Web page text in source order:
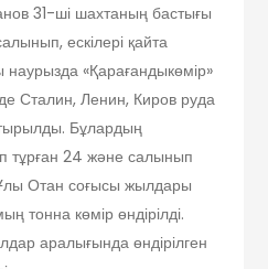
31-ші шахтаның бастығы
ескілері қайта
«Қарағандыкөмір»
Сталин, Ленин, Киров руда
Бұлардың
тұрған 24 және салынып
Отан соғысы жылдары
тонна көмір өндірілді.
аралығында өндірілген